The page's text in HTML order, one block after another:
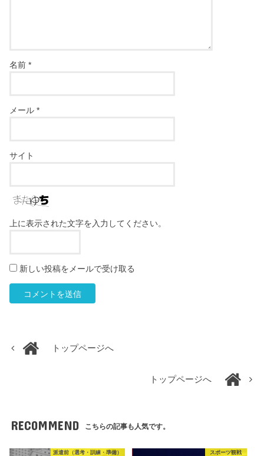
名前*
メール*
サイト
上に表示された文字を入力してください。
新しい投稿をメールで受け取る
トップページへ
トップページへ
RECOMMEND こちらの記事も人気です。
派遣前（選考・訓練・準備） スポーツ観戦